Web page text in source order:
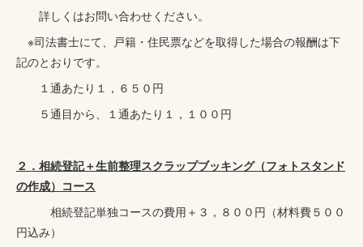
詳しくはお問い合わせください。
※司法書士にて、戸籍・住民票などを取得した場合の報酬は下
記のとおりです。
１通あたり１，６５０円
５通目から、１通あたり１，１００円
２．相続登記＋生前整理スクラップブッキング（フォトスタンド
の作成）コース
相続登記単独コースの費用＋３，８００円（材料費５００
円込み）